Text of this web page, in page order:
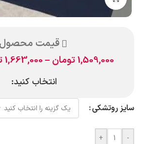
قیمت محصول
1,509,000تومان –
1,663,000
انتخاب کنید:
سایز روتشکی
-
+